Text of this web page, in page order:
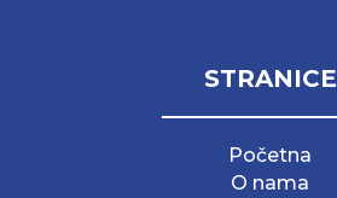
STRANICE
Početna
O nama